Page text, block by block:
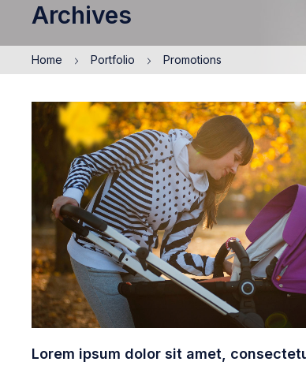
Archives
Home Portfolio Promotions
Lorem ipsum dolor sit amet,